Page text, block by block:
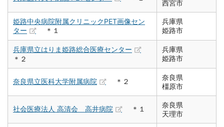
西宮市
姫路中央病院附属クリニックPET画像セン
ター
＊１
兵庫県
姫路市
兵庫県立はりま姫路総合医療センター
＊２
兵庫県
姫路市
奈良県立医科大学附属病院 ＊２
奈良県
橿原市
社会医療法人 高清会 高井病院 ＊１
奈良県
天理市